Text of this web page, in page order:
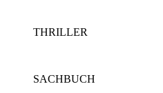
THRILLER
SACHBUCH